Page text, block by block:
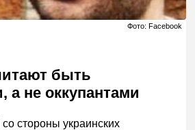
Фото: Facebook
быть
а не оккупантами
стороны украинских